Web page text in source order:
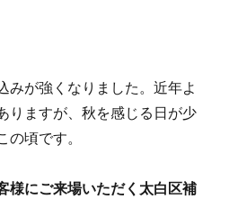
みが強くなりました。近年よ
りますが、秋を感じる日が少
の頃です。
様にご来場いただく太白区補